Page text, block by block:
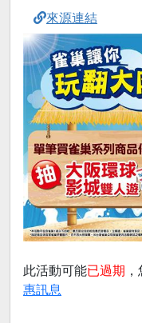
來源連結
此活動可能已過期
惠訊息